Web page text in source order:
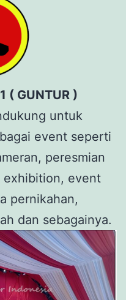
GUNTUR )
untuk
event seperti
peresmian
exhibition, event
pernikahan,
dan sebagainya.